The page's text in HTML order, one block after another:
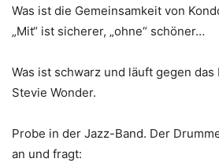
Was ist die Gemeinsamkeit von
„Mit“ ist sicherer, „ohne“ schöner…
Was ist schwarz und läuft gegen das
Stevie Wonder.
Probe in der Jazz-Band. Der
an und fragt: